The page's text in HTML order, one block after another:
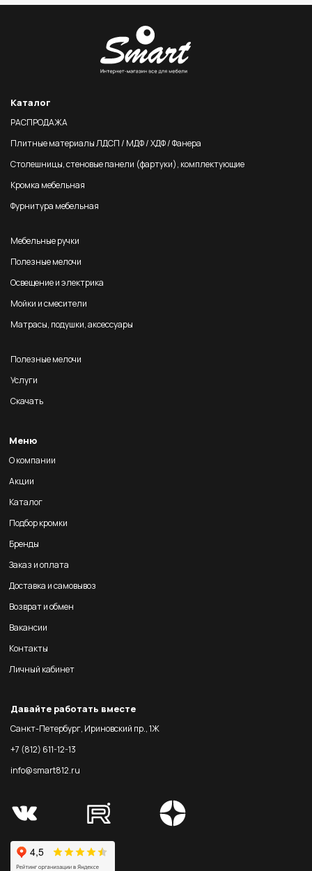
Каталог
РАСПРОДАЖА
Плитные материалы ЛДСП / МДФ / ХДФ / Фанера
Столешницы, стеновые панели (фартуки), комплектующие
Кромка мебельная
Фурнитура мебельная
Мебельные ручки
Полезные мелочи
Освещение и электрика
Мойки и смесители
Матрасы, подушки, аксессуары
Полезные мелочи
Услуги
Скачать
Меню
О компании
Акции
Каталог
Подбор кромки
Бренды
Заказ и оплата
Доставка и самовывоз
Возврат и обмен
Вакансии
Контакты
Личный кабинет
Давайте работать вместе
Санкт-Петербург, Ириновский пр., 1Ж
+7 (812) 611-12-13
info@smart812.ru